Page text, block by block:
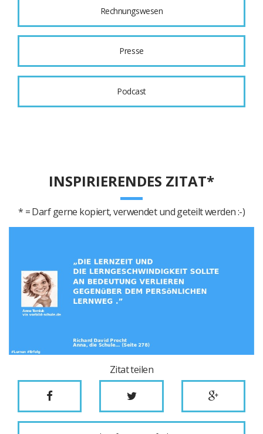
Rechnungswesen
Presse
Podcast
INSPIRIERENDES ZITAT*
* = Darf gerne kopiert, verwendet und geteilt werden :-)
Zitat teilen